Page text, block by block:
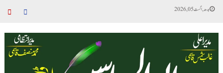
بدھ, اگست 05, 2026